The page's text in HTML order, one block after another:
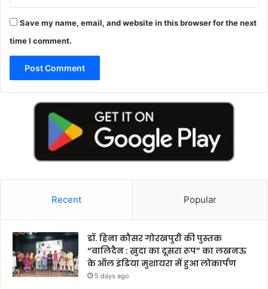
Save my name, email, and website in this browser for the next
time I comment.
Recent Popular
डॉ. हिना कौसर गोरखपुरी की पुस्तक
“वालिदैन : ख़ुदा का दूसरा रूप” का लखनऊ
के ऑल इंडिया मुशायरा में हुआ लोकार्पण
5 days ago